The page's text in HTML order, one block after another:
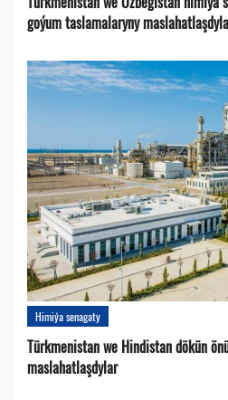
goýum taslamalaryny
Himiýa senagaty
Türkmenistan we Hindistan dökün
maslahatlaşdylar